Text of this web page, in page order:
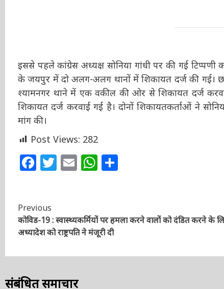
इससे पहले कांग्रेस अध्यक्ष सोनिया गांधी पर की गई टिप्पणी
के जयपुर में दो अलग-अलग थानों में शिकायत दर्ज की गई।
में श्यामनगर थाने में एक वकील की ओर से शिकायत दर्ज
शिकायत दर्ज करवाई गई है। दोनों शिकायतकर्ताओं ने
मांग की।
Post Views: 282
Facebook
Twitter
EmailWhatsApp
Continue
Reading
Previous
कोविड-19 : स्वास्थ्यकर्मियों पर हमला करने वालों को दंडित करने के
अध्यादेश को राष्ट्रपति ने मंजूरी दी
संबंधित समाचार